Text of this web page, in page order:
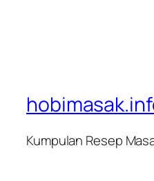
Kumpulan Resep